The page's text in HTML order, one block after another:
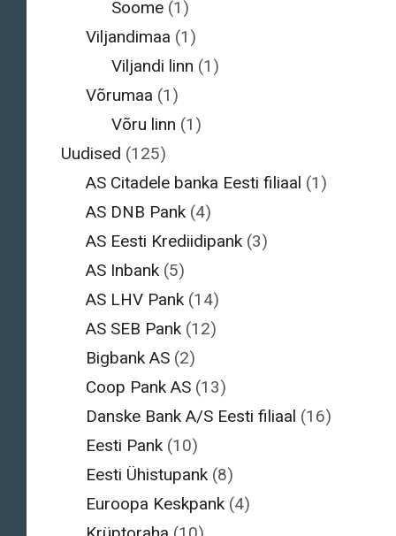
Soome(1)
Viljandimaa (1)
Viljandi linn (1)
Võrumaa (1)
Võru linn (1)
Uudised (125)
AS Citadele banka Eesti filiaal (1)
AS DNB Pank (4)
AS Eesti Krediidipank (3)
AS Inbank (5)
AS LHV Pank (14)
AS SEB Pank (12)
Bigbank AS (2)
Coop Pank AS (13)
Danske Bank A/S Eesti filiaal (16)
Eesti Pank (10)
Eesti Ühistupank (8)
Euroopa Keskpank (4)